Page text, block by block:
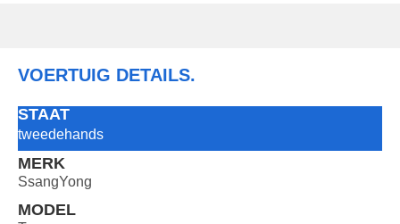
VOERTUIG DETAILS.
STAAT
tweedehands
MERK
SsangYong
MODEL